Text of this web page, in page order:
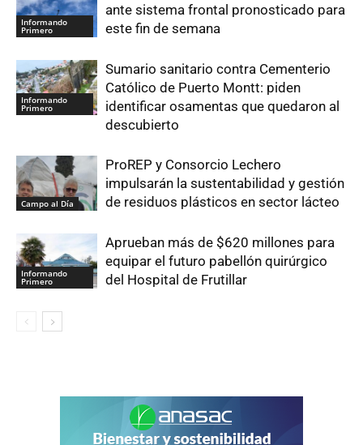
Informando
Primero
ante sistema frontal pronosticado para
este fin de semana
Informando
Primero
Sumario sanitario contra Cementerio
Católico de Puerto Montt: piden
identificar osamentas que quedaron al
descubierto
Campo al Día
ProREP y Consorcio Lechero
impulsarán la sustentabilidad y gestión
de residuos plásticos en sector lácteo
Informando
Primero
Aprueban más de $620 millones para
equipar el futuro pabellón quirúrgico
del Hospital de Frutillar